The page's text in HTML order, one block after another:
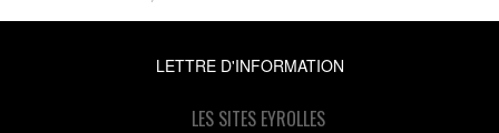
LETTRE D'INFORMATION
LES SITES EYROLLES